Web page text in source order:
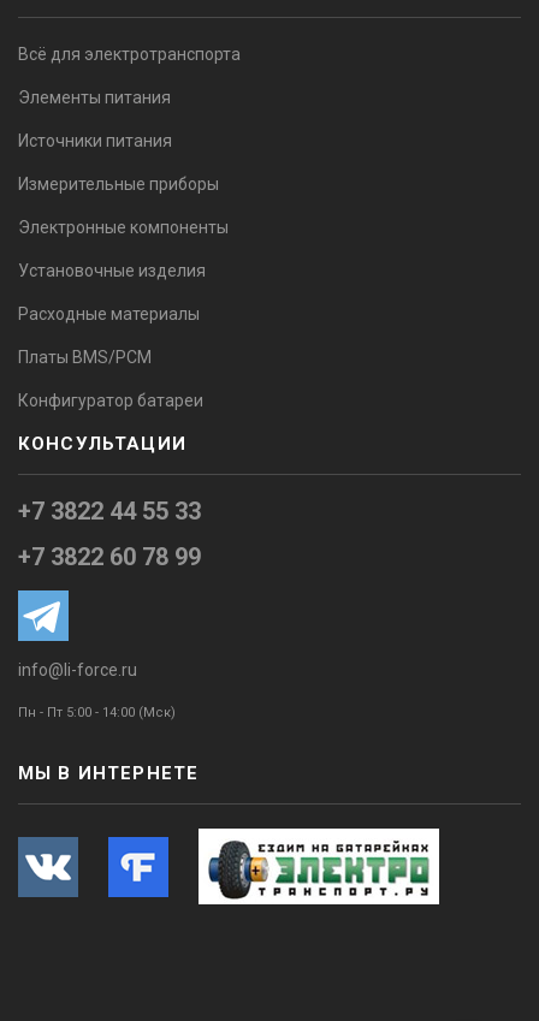
Всё для электротранспорта
Элементы питания
Источники питания
Измерительные приборы
Электронные компоненты
Установочные изделия
Расходные материалы
Платы BMS/PCM
Конфигуратор батареи
КОНСУЛЬТАЦИИ
+7 3822 44 55 33
+7 3822 60 78 99
info@li-force.ru
Пн - Пт 5:00 - 14:00 (Мск)
МЫ В ИНТЕРНЕТЕ